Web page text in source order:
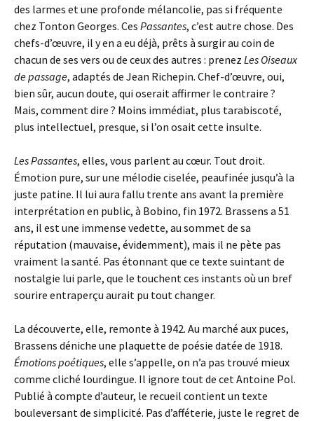
des larmes et une profonde mélancolie, pas si fréquente
chez Tonton Georges. Ces Passantes, c’est autre chose. Des
chefs-d’œuvre, il y en a eu déjà, prêts à surgir au coin de
chacun de ses vers ou de ceux des autres : prenez Les Oiseaux
de passage, adaptés de Jean Richepin. Chef-d’œuvre, oui,
bien sûr, aucun doute, qui oserait affirmer le contraire ?
Mais, comment dire ? Moins immédiat, plus tarabiscoté,
plus intellectuel, presque, si l’on osait cette insulte.
Les Passantes, elles, vous parlent au cœur. Tout droit.
Émotion pure, sur une mélodie ciselée, peaufinée jusqu’à la
juste patine. Il lui aura fallu trente ans avant la première
interprétation en public, à Bobino, fin 1972. Brassens a 51
ans, il est une immense vedette, au sommet de sa
réputation (mauvaise, évidemment), mais il ne pète pas
vraiment la santé. Pas étonnant que ce texte suintant de
nostalgie lui parle, que le touchent ces instants où un bref
sourire entraperçu aurait pu tout changer.
La découverte, elle, remonte à 1942. Au marché aux puces,
Brassens déniche une plaquette de poésie datée de 1918.
Émotions poétiques, elle s’appelle, on n’a pas trouvé mieux
comme cliché lourdingue. Il ignore tout de cet Antoine Pol.
Publié à compte d’auteur, le recueil contient un texte
bouleversant de simplicité. Pas d’afféterie, juste le regret de